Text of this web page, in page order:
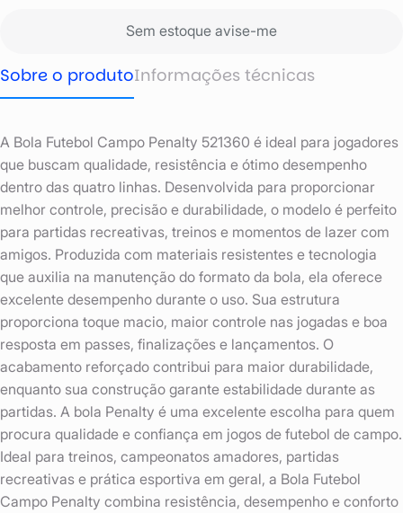
Sem estoque avise-me
Sobre o produtoInformações técnicas
A Bola Futebol Campo Penalty 521360 é ideal para jogadores
que buscam qualidade, resistência e ótimo desempenho
dentro das quatro linhas. Desenvolvida para proporcionar
melhor controle, precisão e durabilidade, o modelo é perfeito
para partidas recreativas, treinos e momentos de lazer com
amigos. Produzida com materiais resistentes e tecnologia
que auxilia na manutenção do formato da bola, ela oferece
excelente desempenho durante o uso. Sua estrutura
proporciona toque macio, maior controle nas jogadas e boa
resposta em passes, finalizações e lançamentos. O
acabamento reforçado contribui para maior durabilidade,
enquanto sua construção garante estabilidade durante as
partidas. A bola Penalty é uma excelente escolha para quem
procura qualidade e confiança em jogos de futebol de campo.
Ideal para treinos, campeonatos amadores, partidas
recreativas e prática esportiva em geral, a Bola Futebol
Campo Penalty combina resistência, desempenho e conforto